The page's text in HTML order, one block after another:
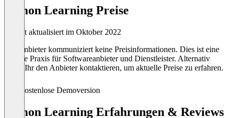
Lemon Learning Preise
Zuletzt aktualisiert im Oktober 2022
Der Anbieter kommuniziert keine Preisinformationen. Dies ist eine
übliche Praxis für Softwareanbieter und Dienstleister. Alternativ
könnt Ihr den Anbieter kontaktieren, um aktuelle Preise zu erfahren.
Kostenlose Demoversion
Lemon Learning Erfahrungen & Reviews